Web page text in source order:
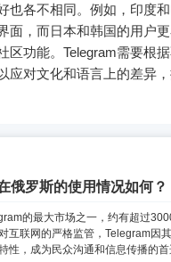
也各不相同。例如，印度
面，而日本和韩国的用户
区功能。Telegram需要根
应对文化和语言上的差异
俄罗斯的使用情况如何？
的最大市场之一，约有超过
互联网的严格监管，Telegram因
性，成为民众沟通和信息传播的首